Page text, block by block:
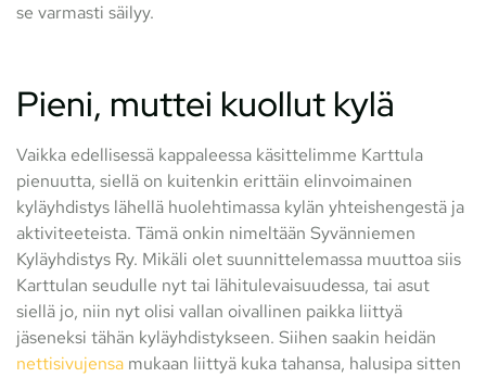
se varmasti säilyy.
Pieni, muttei kuollut kylä
Vaikka edellisessä kappaleessa käsittelimme Karttula
pienuutta, siellä on kuitenkin erittäin elinvoimainen
kyläyhdistys lähellä huolehtimassa kylän yhteishengestä ja
aktiviteeteista. Tämä onkin nimeltään Syvänniemen
Kyläyhdistys Ry. Mikäli olet suunnittelemassa muuttoa siis
Karttulan seudulle nyt tai lähitulevaisuudessa, tai asut
siellä jo, niin nyt olisi vallan oivallinen paikka liittyä
jäseneksi tähän kyläyhdistykseen. Siihen saakin heidän
nettisivujensa mukaan liittyä kuka tahansa, halusipa sitten